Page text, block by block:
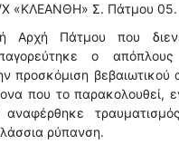
Χ «ΚΛΕΑΝΘΗ» Σ. Πάτμου 05.
Αρχή Πάτμου που
ο
προσκόμιση βεβαιωτικού
που το παρακολουθεί,
αναφέρθηκε
ρύπανση.